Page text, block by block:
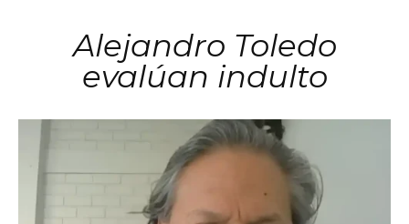
Alejandro Toledo
evalúan indulto